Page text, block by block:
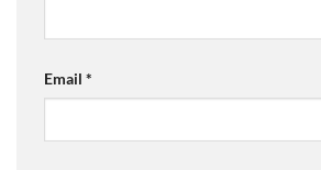
Email *